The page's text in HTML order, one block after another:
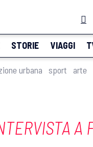
STORIE VIAGGI
urbana sport arte
A